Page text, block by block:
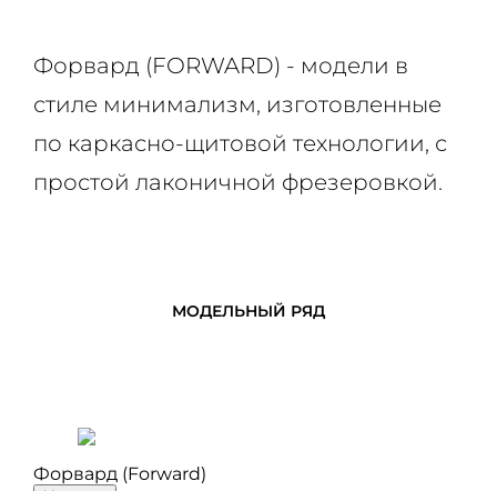
Форвард (FORWARD) - модели в
стиле минимализм, изготовленные
по каркасно-щитовой технологии, с
простой лаконичной фрезеровкой.
МОДЕЛЬНЫЙ РЯД
Форвард (Forward)